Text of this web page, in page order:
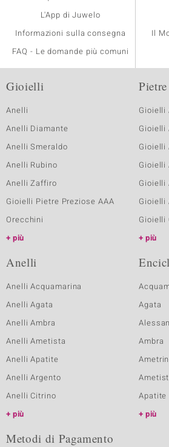
L'App di Juwelo
Informazioni sulla consegna
FAQ - Le domande più comuni
Il
Gioielli
Anelli
Anelli Diamante
Anelli Smeraldo
Anelli Rubino
Anelli Zaffiro
Gioielli Pietre Preziose AAA
Orecchini
più
Gioielli
Gioielli
Gioielli
Gioielli
Gioielli
Gioielli
Gioielli
più
Anelli
Anelli Acquamarina
Anelli Agata
Anelli Ambra
Anelli Ametista
Anelli Apatite
Anelli Argento
Anelli Citrino
più
Agata
Ambra
Apatite
più
Metodi di Pagamento